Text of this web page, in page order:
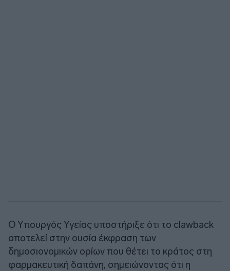
Ο Υπουργός Υγείας υποστήριξε ότι το clawback
αποτελεί στην ουσία έκφραση των
δημοσιονομικών ορίων που θέτει το κράτος στη
φαρμακευτική δαπάνη, σημειώνοντας ότι η